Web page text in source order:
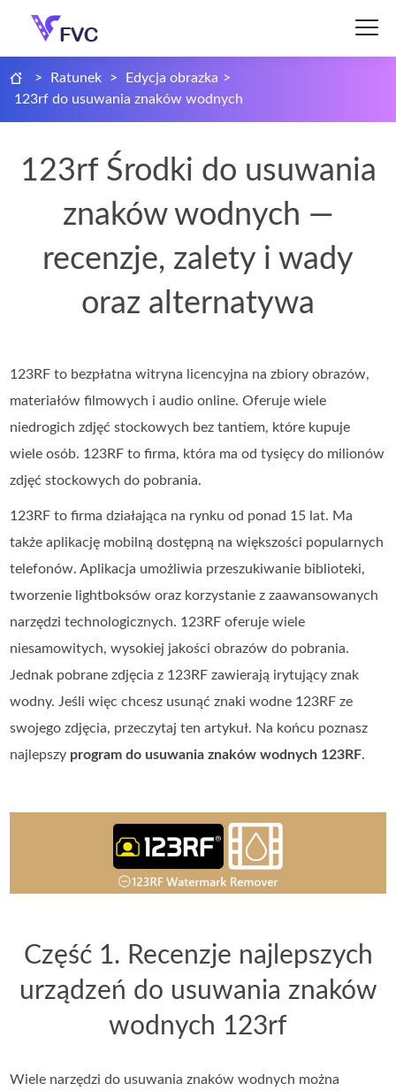
> Ratunek > Edycja obrazka >
123rf do usuwania znaków wodnych
123rf Środki do usuwania
znaków wodnych —
recenzje, zalety i wady
oraz alternatywa
123RF to bezpłatna witryna licencyjna na zbiory obrazów,
materiałów filmowych i audio online. Oferuje wiele
niedrogich zdjęć stockowych bez tantiem, które kupuje
wiele osób. 123RF to firma, która ma od tysięcy do milionów
zdjęć stockowych do pobrania.
123RF to firma działająca na rynku od ponad 15 lat. Ma
także aplikację mobilną dostępną na większości popularnych
telefonów. Aplikacja umożliwia przeszukiwanie biblioteki,
tworzenie lightboksów oraz korzystanie z zaawansowanych
narzędzi technologicznych. 123RF oferuje wiele
niesamowitych, wysokiej jakości obrazów do pobrania.
Jednak pobrane zdjęcia z 123RF zawierają irytujący znak
wodny. Jeśli więc chcesz usunąć znaki wodne 123RF ze
swojego zdjęcia, przeczytaj ten artykuł. Na końcu poznasz
najlepszy program do usuwania znaków wodnych 123RF.
Część 1. Recenzje najlepszych
urządzeń do usuwania znaków
wodnych 123rf
Wiele narzędzi do usuwania znaków wodnych można